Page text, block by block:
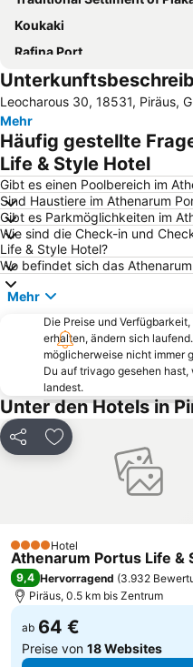
Koukaki
Rafina Port
Vouliagmeni Beach
Egaleo
Fetiye Mosque
Porto Rafti
Aegina Port
Α Beach Voula
Ermou
Thissio
Panathenaic Stadium
Marina Zea Pasalimani
Nea Peramos
Agia Marina
Megaron - Athens International Conference Centre
Traditional Settlement of Aigina
Kerameikos
Agia Paraskevi
Anavissos 1
Leocharous 30, 18531, Piräus,
Mehr
Häufig gestellte
Life & Style Hotel
Gibt es einen Poolbereich im
Sind Haustiere im Athenarum
Gibt es Parkmöglichkeiten im
Wie sind die Check-in und
Life & Style Hotel?
Wo befindet sich das
Mehr
Die Preise und
erhalten, ändern sich
möglicherweise nicht immer
Du auf trivago gesehen
landest.
Unter den Hotels in
Teilen Zu Favoriten
4 SterneHotel
Athenarum Portus Life &
9,4 Hervorragend (3.932
Piräus, 0.5 km bis Zentrum
ab 64 €
Preise von 18 Websites